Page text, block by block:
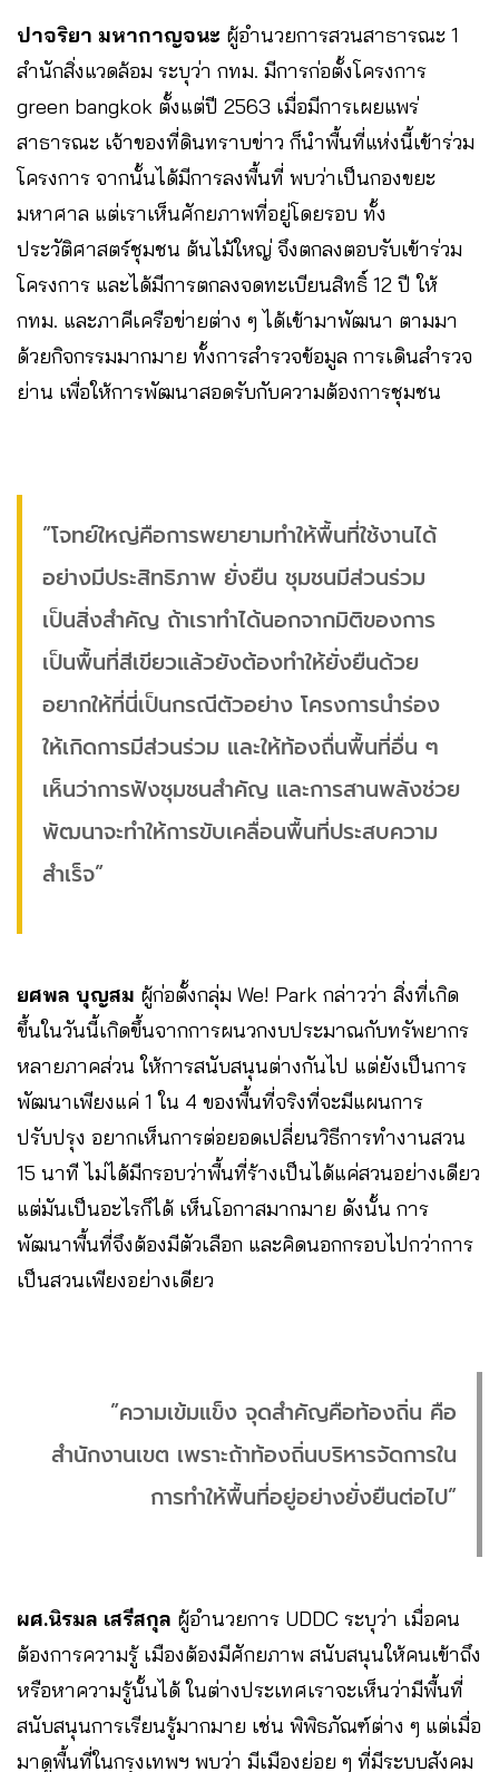
ปาจริยา มหากาญจนะ ผู้อำนวยการสวนสาธารณะ 1
สำนักสิ่งแวดล้อม ระบุว่า กทม. มีการก่อตั้งโครงการ
green bangkok ตั้งแต่ปี 2563 เมื่อมีการเผยแพร่
สาธารณะ เจ้าของที่ดินทราบข่าว ก็นำพื้นที่แห่งนี้เข้าร่วม
โครงการ จากนั้นได้มีการลงพื้นที่ พบว่าเป็นกองขยะ
มหาศาล แต่เราเห็นศักยภาพที่อยู่โดยรอบ ทั้ง
ประวัติศาสตร์ชุมชน ต้นไม้ใหญ่ จึงตกลงตอบรับเข้าร่วม
โครงการ และได้มีการตกลงจดทะเบียนสิทธิ์ 12 ปี ให้
กทม. และภาคีเครือข่ายต่าง ๆ ได้เข้ามาพัฒนา ตามมา
ด้วยกิจกรรมมากมาย ทั้งการสำรวจข้อมูล การเดินสำรวจ
ย่าน เพื่อให้การพัฒนาสอดรับกับความต้องการชุมชน
”โจทย์ใหญ่คือการพยายามทำให้พื้นที่ใช้งานได้
อย่างมีประสิทธิภาพ ยั่งยืน ชุมชนมีส่วนร่วม
เป็นสิ่งสำคัญ ถ้าเราทำได้นอกจากมิติของการ
เป็นพื้นที่สีเขียวแล้วยังต้องทำให้ยั่งยืนด้วย
อยากให้ที่นี่เป็นกรณีตัวอย่าง โครงการนำร่อง
ให้เกิดการมีส่วนร่วม และให้ท้องถื่นพื้นที่อื่น ๆ
เห็นว่าการฟังชุมชนสำคัญ และการสานพลังช่วย
พัฒนาจะทำให้การขับเคลื่อนพื้นที่ประสบความ
สำเร็จ”
ยศพล บุญสม ผู้ก่อตั้งกลุ่ม We! Park กล่าวว่า สิ่งที่เกิด
ขึ้นในวันนี้เกิดขึ้นจากการผนวกงบประมาณกับทรัพยากร
หลายภาคส่วน ให้การสนับสนุนต่างกันไป แต่ยังเป็นการ
พัฒนาเพียงแค่ 1 ใน 4 ของพื้นที่จริงที่จะมีแผนการ
ปรับปรุง อยากเห็นการต่อยอดเปลี่ยนวิธีการทำงานสวน
15 นาที ไม่ได้มีกรอบว่าพื้นที่ร้างเป็นได้แค่สวนอย่างเดียว
แต่มันเป็นอะไรก็ได้ เห็นโอกาสมากมาย ดังนั้น การ
พัฒนาพื้นที่จึงต้องมีตัวเลือก และคิดนอกกรอบไปกว่าการ
เป็นสวนเพียงอย่างเดียว
”ความเข้มแข็ง จุดสำคัญคือท้องถิ่น คือ
สำนักงานเขต เพราะถ้าท้องถิ่นบริหารจัดการใน
การทำให้พื้นที่อยู่อย่างยั่งยืนต่อไป”
ผศ.นิรมล เสรีสกุล ผู้อำนวยการ UDDC ระบุว่า เมื่อคน
ต้องการความรู้ เมืองต้องมีศักยภาพ สนับสนุนให้คนเข้าถึง
หรือหาความรู้นั้นได้ ในต่างประเทศเราจะเห็นว่ามีพื้นที่
สนับสนุนการเรียนรู้มากมาย เช่น พิพิธภัณฑ์ต่าง ๆ แต่เมื่อ
มาดูพื้นที่ในกรุงเทพฯ พบว่า มีเมืองย่อย ๆ ที่มีระบบสังคม